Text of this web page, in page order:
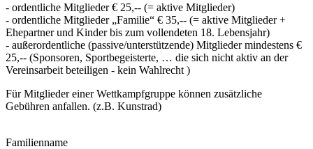
- ordentliche Mitglieder € 25,-- (= aktive Mitglieder)
- ordentliche Mitglieder „Familie“ € 35,-- (= aktive Mitglieder +
Ehepartner und Kinder bis zum vollendeten 18. Lebensjahr)
- außerordentliche (passive/unterstützende) Mitglieder mindestens €
25,-- (Sponsoren, Sportbegeisterte, … die sich nicht aktiv an der
Vereinsarbeit beteiligen - kein Wahlrecht )
Für Mitglieder einer Wettkampfgruppe können zusätzliche
Gebühren anfallen. (z.B. Kunstrad)
Familienname